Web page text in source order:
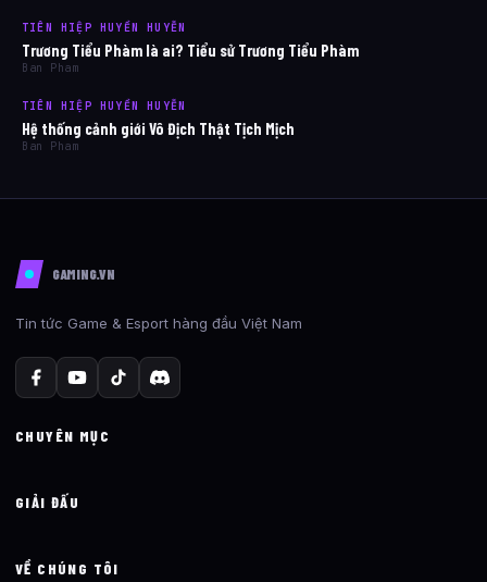
TIÊN HIỆP HUYỀN HUYỄN
Trương Tiểu Phàm là ai? Tiểu sử Trương Tiểu Phàm
Ban Pham
TIÊN HIỆP HUYỀN HUYỄN
Hệ thống cảnh giới Vô Địch Thật Tịch Mịch
Ban Pham
GAMING.VN
Tin tức Game & Esport hàng đầu Việt Nam
CHUYÊN MỤC
GIẢI ĐẤU
VỀ CHÚNG TÔI